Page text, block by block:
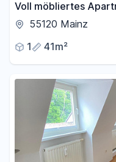
Voll möbliertes
Berufstätige & Expats
55120 Mainz
1
41m²